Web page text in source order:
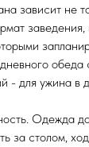
зависит не
обеда
- для ужина в
Одежда
за столом,